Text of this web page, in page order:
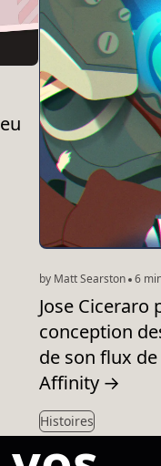
by Matt Searston 6
Jose Ciceraro
conception
de son flux
Affinity →
Histoires